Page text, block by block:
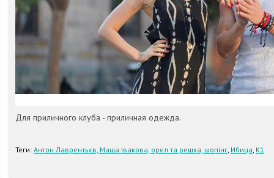
Для приличного клуба - приличная одежда.
Теги: Антон Лаврентьєв, Маша Івакова, орел та решка, шопінг, Ибица, К1